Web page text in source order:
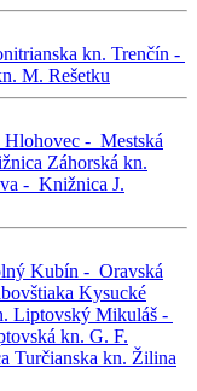
kn. Trenčín -
M. Rešetku
Hlohovec - Mestská
Záhorská kn.
- Knižnica J.
Kubín - Oravská
Kysucké
Liptovský Mikuláš -
kn. G. F.
Turčianska kn. Žilina